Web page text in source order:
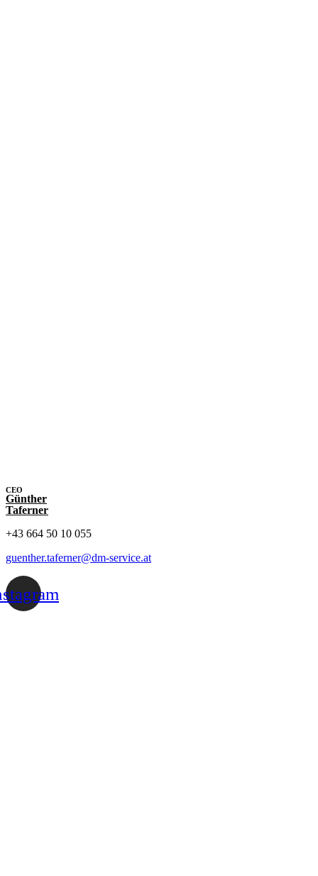
CEO
Günther
Taferner
+43 664 50 10 055
guenther.taferner@dm-service.at